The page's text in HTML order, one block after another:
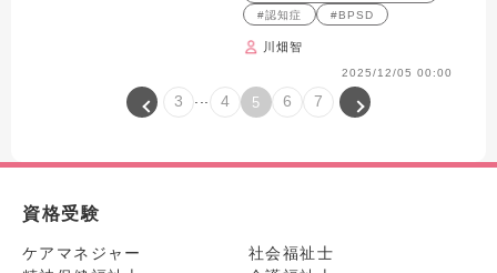
#認知症
#BPSD
川畑智
2025/12/05 00:00
3 4 5 6 7
資格受験
ケアマネジャー
社会福祉士